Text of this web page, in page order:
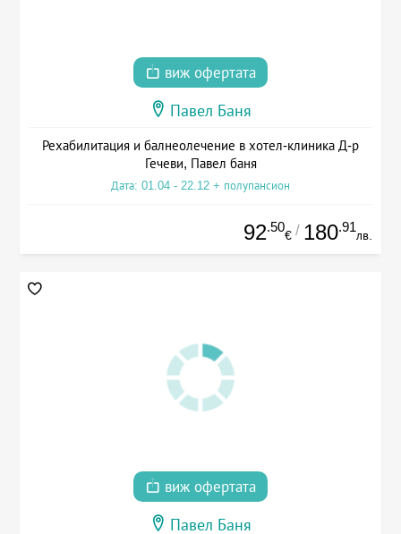
виж офертата
Павел Баня
Рехабилитация и балнеолечение в хотел-клиника Д-р
Гечеви, Павел баня
Дата: 01.04 - 22.12 + полупансион
92.50
€ / 180.91
лв.
виж офертата
Павел Баня